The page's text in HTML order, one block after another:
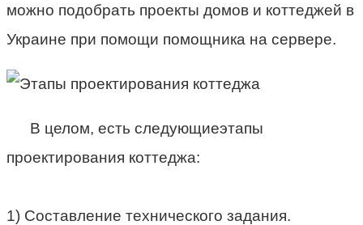
можно подобрать проекты домов и коттеджей в
Украине при помощи помощника на сервере.
В целом, есть следующиеэтапы
проектирования коттеджа:
1) Составление технического задания.